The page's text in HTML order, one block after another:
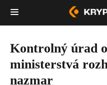
Kontrolný úrad
ministerstvá
nazmar